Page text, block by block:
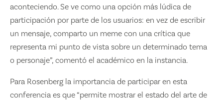
aconteciendo. Se ve como una opción más lúdica de
participación por parte de los usuarios: en vez de escribir
un mensaje, comparto un meme con una crítica que
representa mi punto de vista sobre un determinado tema
o personaje”, comentó el académico en la instancia.
Para Rosenberg la importancia de participar en esta
conferencia es que “permite mostrar el estado del arte de